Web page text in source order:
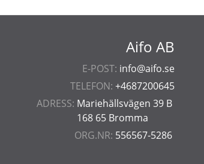
Aifo AB
E-POST: info@aifo.se
TELEFON: +4687200645
ADRESS: Mariehällsvägen 39 B
168 65 Bromma
ORG.NR: 556567-5286